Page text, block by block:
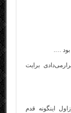
بود ….
برایت
اینگونه قدم